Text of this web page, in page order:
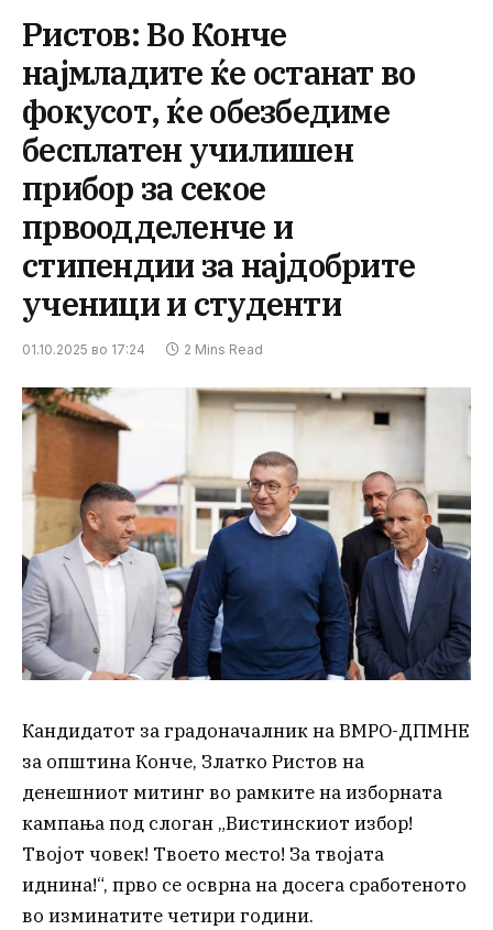
Ристов: Во Конче
најмладите ќе останат во
фокусот, ќе обезбедиме
бесплатен училишен
прибор за секое
првоодделенче и
стипендии за најдобрите
ученици и студенти
01.10.2025 во 17:24 2 Mins Read
Кандидатот за градоначалник на ВМРО-ДПМНЕ
за општина Конче, Златко Ристов на
денешниот митинг во рамките на изборната
кампања под слоган „Вистинскиот избор!
Твојот човек! Твоето место! За твојата
иднина!“, прво се осврна на досега сработеното
во изминатите четири години.